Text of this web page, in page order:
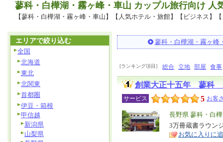
蓼科・白樺湖・霧ヶ峰・車山 カップル旅行向け
【蓼科・白樺湖・霧ヶ峰・車山】【人気ホテル・旅館】【ビジネス】
蓼科・白樺湖・霧ヶ峰
[ランキング項目] 総合 立地 部屋 食事
創業大正十五年 蓼科
サービス 5 お客
エ
リ
ア
長野県 蓼科・白
特
徴
3万冊蔵書ラウン
お気に入りに
エリアで絞り込む
全国
北海道
東北
北関東
首都圏
伊豆・箱根
甲信越
新潟県
山梨県